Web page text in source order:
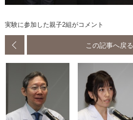
実験に参加した親子2組がコメント
この記事へ戻る